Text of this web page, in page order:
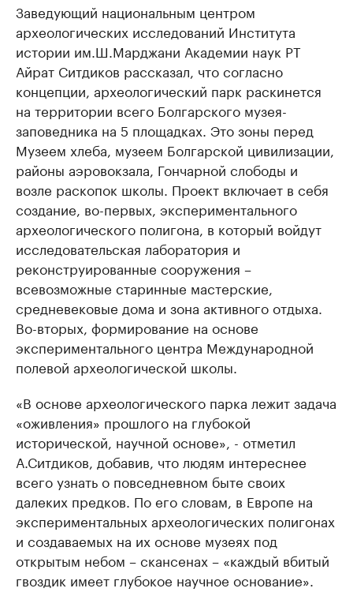
Заведующий национальным центром
археологических исследований Института
истории им.Ш.Марджани Академии наук РТ
Айрат Ситдиков рассказал, что согласно
концепции, археологический парк раскинется
на территории всего Болгарского музея-
заповедника на 5 площадках. Это зоны перед
Музеем хлеба, музеем Болгарской цивилизации,
районы аэровокзала, Гончарной слободы и
возле раскопок школы. Проект включает в себя
создание, во-первых, экспериментального
археологического полигона, в который войдут
исследовательская лаборатория и
реконструированные сооружения –
всевозможные старинные мастерские,
средневековые дома и зона активного отдыха.
Во-вторых, формирование на основе
экспериментального центра Международной
полевой археологической школы.
«В основе археологического парка лежит задача
«оживления» прошлого на глубокой
исторической, научной основе», - отметил
А.Ситдиков, добавив, что людям интереснее
всего узнать о повседневном быте своих
далеких предков. По его словам, в Европе на
экспериментальных археологических полигонах
и создаваемых на их основе музеях под
открытым небом – скансенах – «каждый вбитый
гвоздик имеет глубокое научное основание».